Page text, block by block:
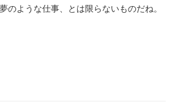
のような仕事、とは限らないものだね。